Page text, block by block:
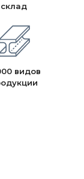
склад
видов